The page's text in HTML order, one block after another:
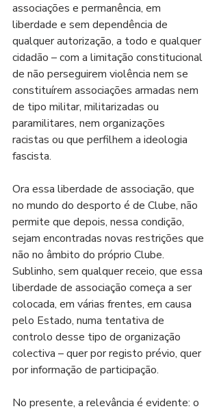
associações e permanência, em
liberdade e sem dependência de
qualquer autorização, a todo e qualquer
cidadão – com a limitação constitucional
de não perseguirem violência nem se
constituírem associações armadas nem
de tipo militar, militarizadas ou
paramilitares, nem organizações
racistas ou que perfilhem a ideologia
fascista.
Ora essa liberdade de associação, que
no mundo do desporto é de Clube, não
permite que depois, nessa condição,
sejam encontradas novas restrições que
não no âmbito do próprio Clube.
Sublinho, sem qualquer receio, que essa
liberdade de associação começa a ser
colocada, em várias frentes, em causa
pelo Estado, numa tentativa de
controlo desse tipo de organização
colectiva – quer por registo prévio, quer
por informação de participação.
No presente, a relevância é evidente: o